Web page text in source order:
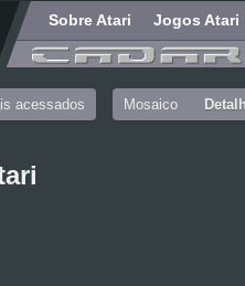
Sobre Atari Jogos Atari
acessados Mosaico